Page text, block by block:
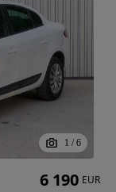
1 / 6
6 190 EUR